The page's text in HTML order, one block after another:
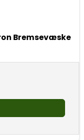
Bremsevæske